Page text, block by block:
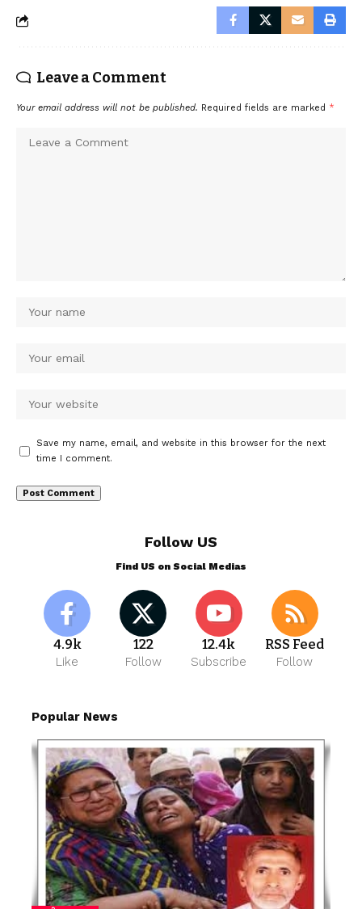
Leave a Comment
Your email address will not be published. Required fields are marked *
Save my name, email, and website in this browser for the next
time I comment.
Follow US
Find US on Social Medias
4.9k
Like
122
Follow
12.4k
Subscribe
RSS Feed
Follow
Popular News